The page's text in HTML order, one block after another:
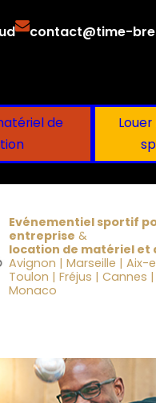
contact@time-
de
Evénementiel sportif
entreprise &
location de matériel et
Avignon | Marseille | Aix-
Toulon | Fréjus | Cannes
Monaco